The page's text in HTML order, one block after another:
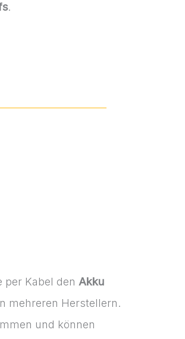
.
per Kabel den Akku
mehreren Herstellern.
und können